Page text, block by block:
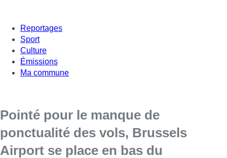
Reportages
Sport
Culture
Émissions
Ma commune
Pointé pour le manque de
ponctualité des vols, Brussels
Airport se place en bas du